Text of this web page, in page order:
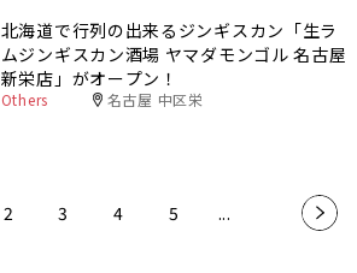
北海道で行列の出来るジンギスカン「生ラ
ムジンギスカン酒場 ヤマダモンゴル 名古屋
新栄店」がオープン！
Others 名古屋 中区栄
2 3 4 5 ... »